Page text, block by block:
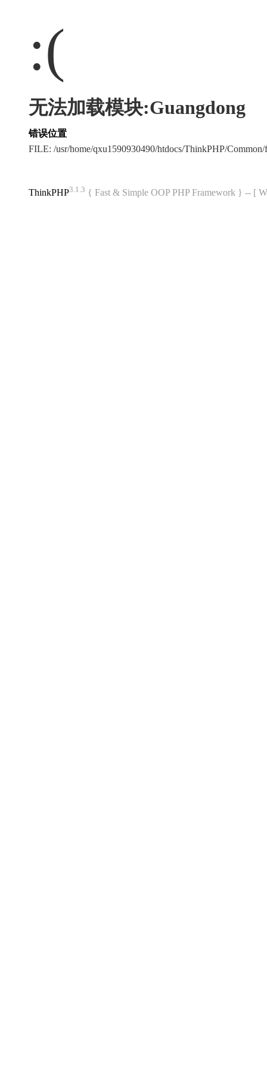
:(
无法加载模块:Guangdong
错误位置
FILE: /usr/home/qxu1590930490/htdocs/ThinkPHP/
ThinkPHP3.1.3 { Fast & Simple OOP PHP Framework } -- [